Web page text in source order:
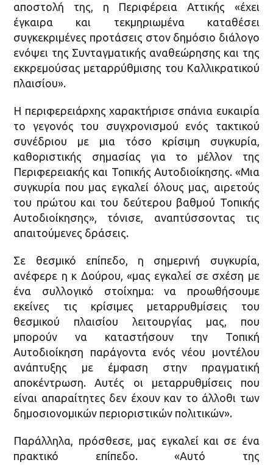
αποστολή της, η Περιφέρεια Αττικής «έχει
έγκαιρα και τεκμηριωμένα καταθέσει
συγκεκριμένες προτάσεις στον δημόσιο διάλογο
ενόψει της Συνταγματικής αναθεώρησης και της
εκκρεμούσας μεταρρύθμισης του Καλλικρατικού
πλαισίου».
Η περιφερειάρχης χαρακτήρισε σπάνια ευκαιρία
το γεγονός του συγχρονισμού ενός τακτικού
συνέδριου με μια τόσο κρίσιμη συγκυρία,
καθοριστικής σημασίας για το μέλλον της
Περιφερειακής και Τοπικής Αυτοδιοίκησης. «Μια
συγκυρία που μας εγκαλεί όλους μας, αιρετούς
του πρώτου και του δεύτερου βαθμού Τοπικής
Αυτοδιοίκησης», τόνισε, αναπτύσσοντας τις
απαιτούμενες δράσεις.
Σε θεσμικό επίπεδο, η σημερινή συγκυρία,
ανέφερε η κ Δούρου, «μας εγκαλεί σε σχέση με
ένα συλλογικό στοίχημα: να προωθήσουμε
εκείνες τις κρίσιμες μεταρρυθμίσεις του
θεσμικού πλαισίου λειτουργίας μας, που
μπορούν να καταστήσουν την Τοπική
Αυτοδιοίκηση παράγοντα ενός νέου μοντέλου
ανάπτυξης με έμφαση στην πραγματική
αποκέντρωση. Αυτές οι μεταρρυθμίσεις που
είναι απαραίτητες δεν έχουν καν το άλλοθι των
δημοσιονομικών περιοριστικών πολιτικών».
Παράλληλα, πρόσθεσε, μας εγκαλεί και σε ένα
πρακτικό επίπεδο. «Αυτό της